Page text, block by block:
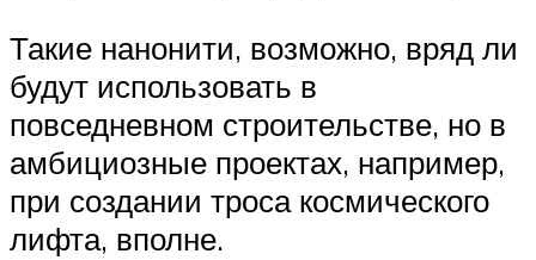
Такие нанонити, возможно, вряд ли
будут использовать в
повседневном строительстве, но в
амбициозные проектах, например,
при создании троса космического
лифта, вполне.